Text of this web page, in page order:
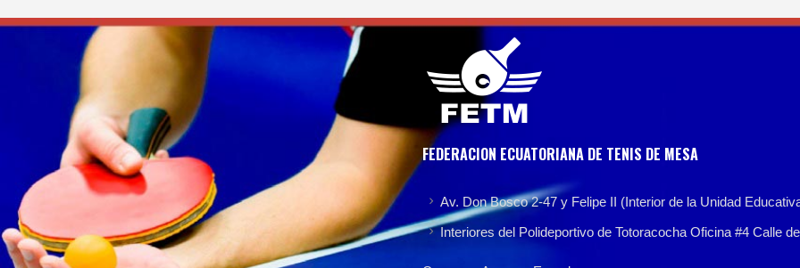
FEDERACION ECUATORIANA DE TENIS DE MESA
Av. Don Bosco 2-47 y Felipe II (Interior de la Unidad
Interiores del Polideportivo de Totoracocha Oficina #4 Calle